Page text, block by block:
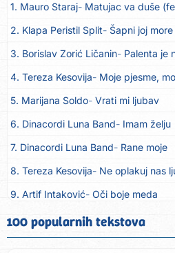
1. Mauro Staraj Matujac va duše (feat.
2. Klapa Peristil Split Šapni joj more
3. Borislav Zorić Ličanin Palenta je
4. Tereza Kesovija Moje pjesme,
5. Marijana Soldo Vrati mi ljubav
6. Dinacordi Luna Band Imam želju
7. Dinacordi Luna Band Rane moje
8. Tereza Kesovija Ne oplakuj nas
9. Artif Intaković Oči boje meda
10. Rifat Tepić Iza tamnih zavjesa
11. Dinacordi Luna Band Srce svoje
100 popularnih tekstova